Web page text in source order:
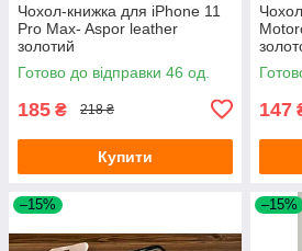
Чохол-книжка для iPhone 11
Pro Max- Aspor leather
золотий
Готово до відправки 46 од.
185 ₴ 218 ₴
Купити
147
–15% –15%